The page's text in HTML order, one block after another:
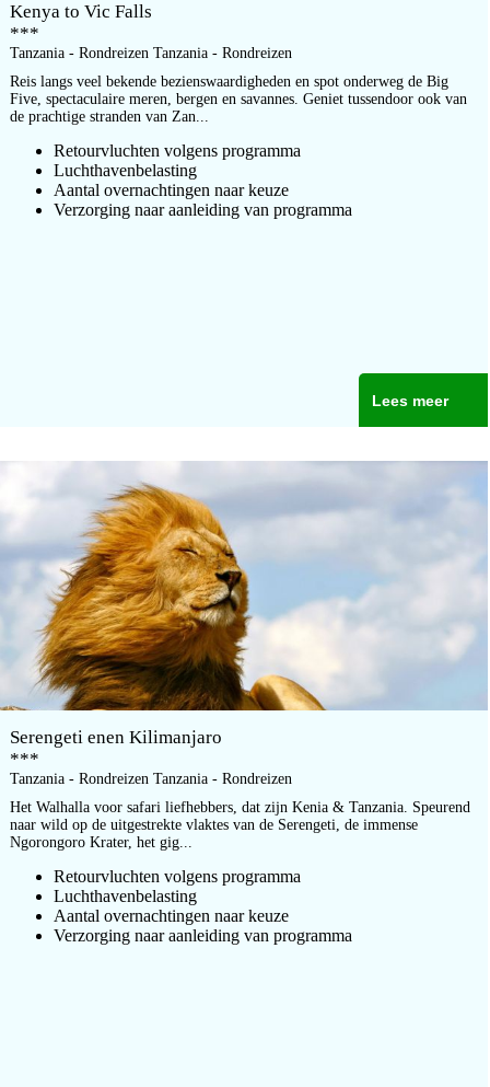
Kenya to Vic Falls
***
Tanzania - Rondreizen Tanzania - Rondreizen
Reis langs veel bekende bezienswaardigheden en spot onderweg de Big
Five, spectaculaire meren, bergen en savannes. Geniet tussendoor ook van
de prachtige stranden van Zan...
Retourvluchten volgens programma
Luchthavenbelasting
Aantal overnachtingen naar keuze
Verzorging naar aanleiding van programma
Lees meer
Serengeti enen Kilimanjaro
***
Tanzania - Rondreizen Tanzania - Rondreizen
Het Walhalla voor safari liefhebbers, dat zijn Kenia & Tanzania. Speurend
naar wild op de uitgestrekte vlaktes van de Serengeti, de immense
Ngorongoro Krater, het gig...
Retourvluchten volgens programma
Luchthavenbelasting
Aantal overnachtingen naar keuze
Verzorging naar aanleiding van programma